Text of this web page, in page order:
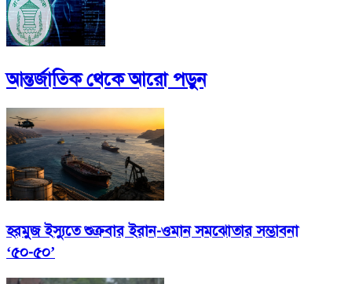
আন্তর্জাতিকথেকে আরো পড়ুন
হরমুজ ইস্যুতে শুক্রবার ইরান-ওমান সমঝোতার সম্ভাবনা
‘৫০-৫০’